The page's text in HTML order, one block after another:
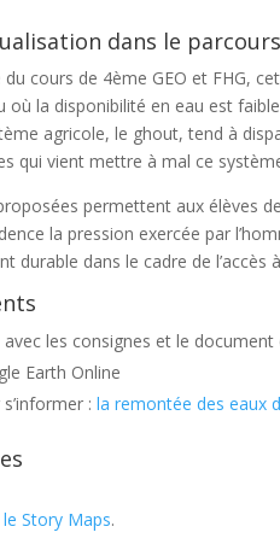
dans le
du cours de 4ème GEO et FHG,
où la disponibilité en eau est
agricole, le ghout, tend à
qui vient mettre à mal ce
permettent aux élèves
la pression exercée par
durable dans le cadre de l’accès à
les consignes et le document
Earth Online
:la remontée des eaux
le Story Maps.